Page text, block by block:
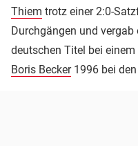
Thiem trotz einer 2:0-
Durchgängen und
deutschen Titel bei
Boris Becker1996 bei